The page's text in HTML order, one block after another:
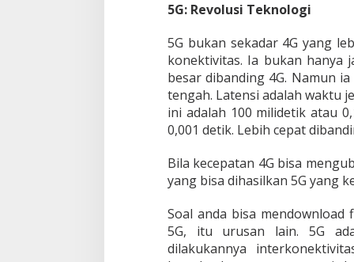
5G: Revolusi Teknologi
5G bukan sekadar 4G yang
konektivitas. Ia bukan hanya
besar dibanding 4G. Namun
tengah. Latensi adalah waktu
ini adalah 100 milidetik atau
0,001 detik. Lebih cepat
Bila kecepatan 4G bisa
yang bisa dihasilkan 5G yang
Soal anda bisa
5G, itu urusan lain. 5G
dilakukannya